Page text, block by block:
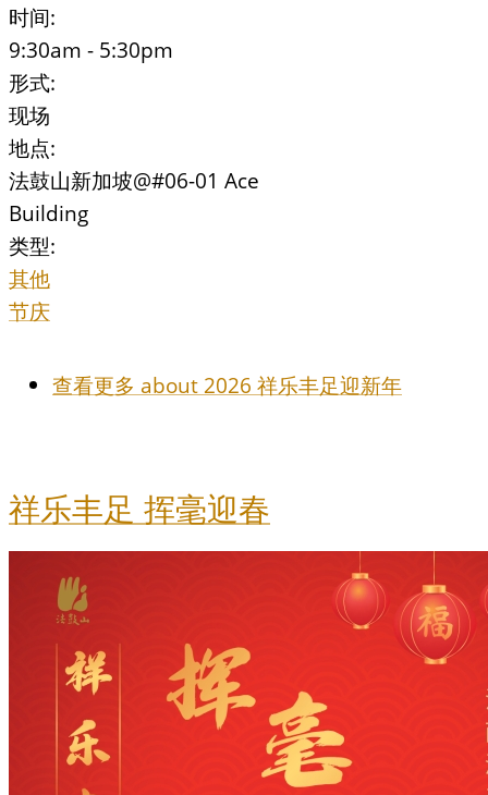
时间:
9:30am - 5:30pm
形式:
现场
地点:
法鼓山新加坡@#06-01 Ace
Building
类型:
其他
节庆
查看更多 about 2026 祥乐丰足迎新年
祥乐丰足 挥毫迎春